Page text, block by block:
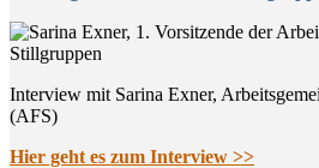
Interview mit Sarina Exner,
(AFS)
Hier geht es zum Interview >>